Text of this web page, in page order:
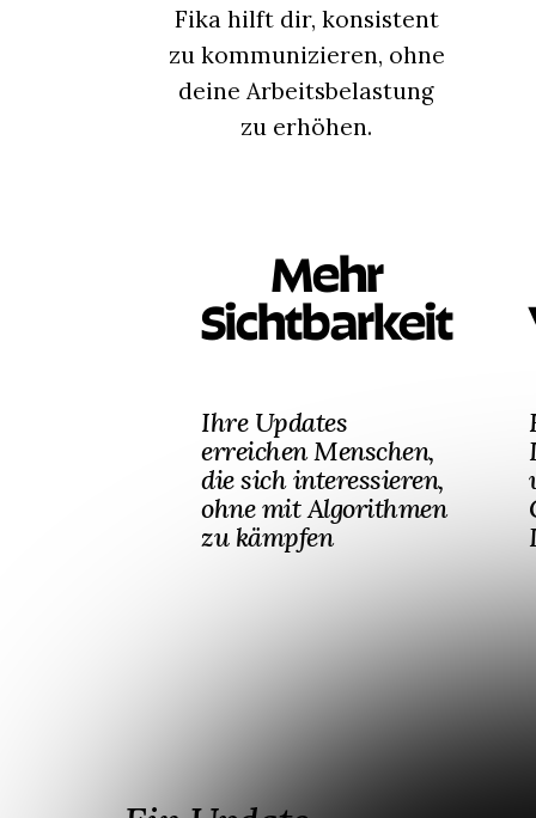
Fika hilft dir, konsistent
zu kommunizieren, ohne
deine Arbeitsbelastung
zu erhöhen.
Mehr
Sichtbarkeit
Ihre Updates
erreichen Menschen,
die sich interessieren,
ohne mit Algorithmen
zu kämpfen